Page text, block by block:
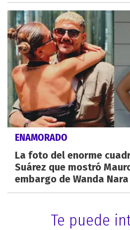
ENAMORADO
La foto del enorme
Suárez que mostró
embargo de Wanda Nara
Te puede